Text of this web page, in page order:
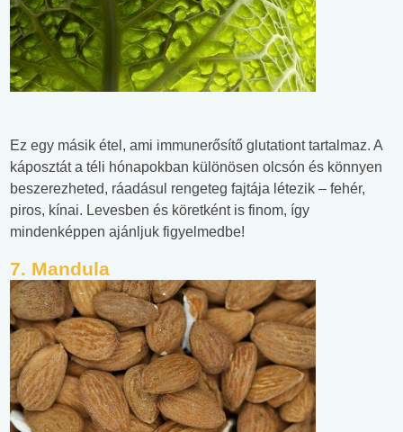
Ez egy másik étel, ami immunerősítő glutationt tartalmaz. A
káposztát a téli hónapokban különösen olcsón és könnyen
beszerezheted, ráadásul rengeteg fajtája létezik – fehér,
piros, kínai. Levesben és köretként is finom, így
mindenképpen ajánljuk figyelmedbe!
7. Mandula